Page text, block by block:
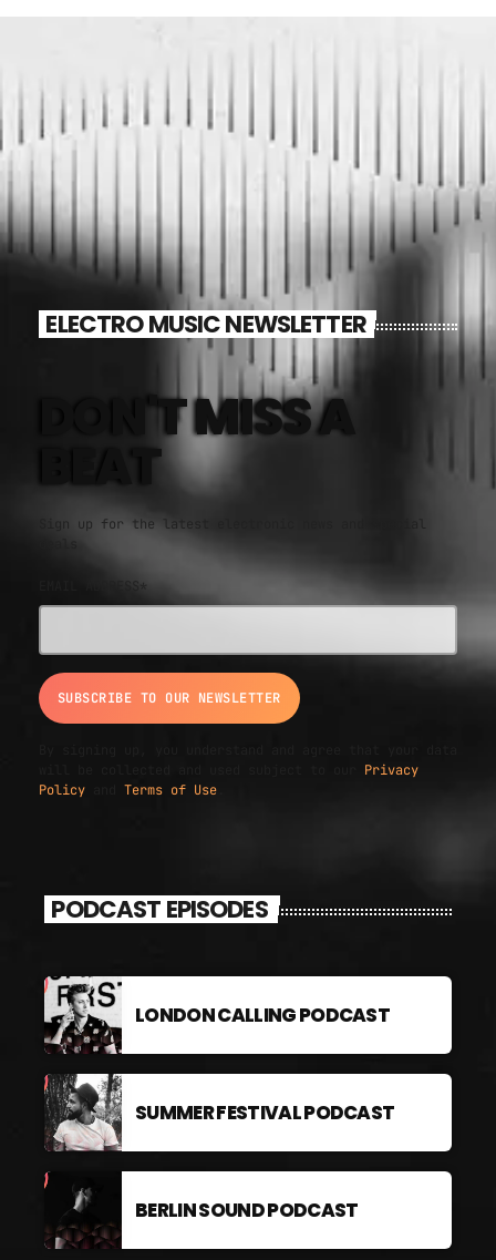
ELECTRO MUSIC NEWSLETTER
DON'T MISS A
BEAT
Sign up for the latest electronic news and special
EMAIL ADDRESS*
Privacy
Policy
Terms of Use
PODCAST EPISODES
LONDON CALLING PODCAST
SUMMER FESTIVAL PODCAST
BERLIN SOUND PODCAST